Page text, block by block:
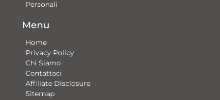
Personali
Menu
Home
Privacy Policy
Chi Siamo
Contattaci​
Affiliate Disclosure
Sitemap